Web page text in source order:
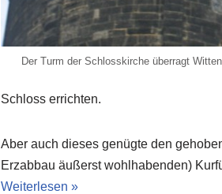
Der Turm der Schlosskirche überragt
Schloss errichten.
Aber auch dieses genügte den
Erzabbau äußerst wohlhabenden)
Weiterlesen »